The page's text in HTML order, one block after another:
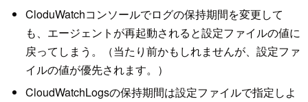
CloduWatchコンソールでログの保持期間を変更して
も、エージェントが再起動されると設定ファイルの値に
戻ってしまう。（当たり前かもしれませんが、設定ファ
イルの値が優先されます。）
CloudWatchLogsの保持期間は設定ファイルで指定しよ